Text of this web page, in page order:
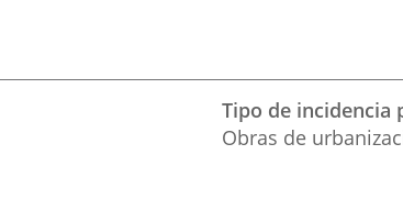
Tipo de incidencia
Obras de